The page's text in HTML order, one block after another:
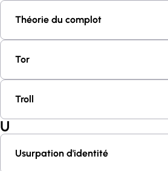
Théorie du complot
Tor
Troll
U
Usurpation d'identité